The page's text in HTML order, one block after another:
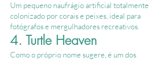
Um pequeno naufrágio artificial totalmente
colonizado por corais e peixes, ideal para
fotógrafos e mergulhadores recreativos.
4. Turtle Heaven
Como o próprio nome sugere, é um dos